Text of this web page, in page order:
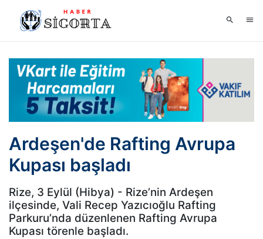
Ardeşen'de Rafting Avrupa
Kupası başladı
Rize, 3 Eylül (Hibya) - Rize’nin Ardeşen
ilçesinde, Vali Recep Yazıcıoğlu Rafting
Parkuru’nda düzenlenen Rafting Avrupa
Kupası törenle başladı.